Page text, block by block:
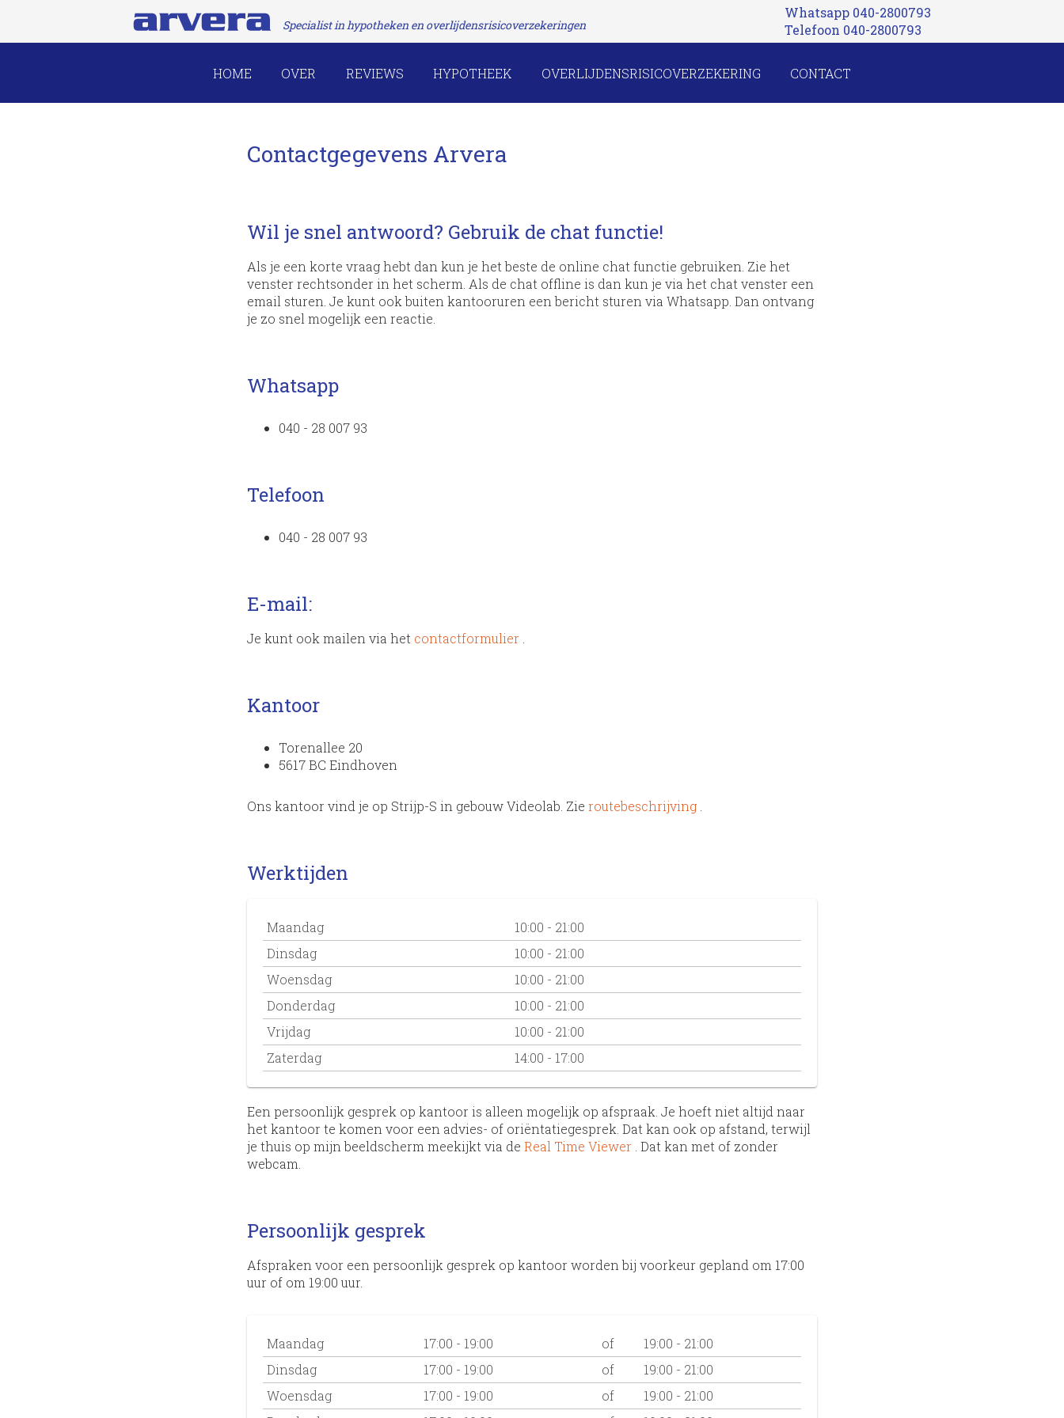
Specialist in hypotheken en overlijdensrisicoverzekeringen
Whatsapp 040-2800793
Telefoon 040-2800793
HOME OVER REVIEWS HYPOTHEEK OVERLIJDENSRISICOVERZEKERING CONTACT
Contactgegevens Arvera
Wil je snel antwoord? Gebruik de chat functie!
Als je een korte vraag hebt dan kun je het beste de online chat functie gebruiken. Zie het
venster rechtsonder in het scherm. Als de chat offline is dan kun je via het chat venster een
email sturen. Je kunt ook buiten kantooruren een bericht sturen via Whatsapp. Dan ontvang
je zo snel mogelijk een reactie.
Whatsapp
040 - 28 007 93
Telefoon
040 - 28 007 93
E-mail:
Je kunt ook mailen via het contactformulier
Kantoor
Torenallee 20
5617 BC Eindhoven
Ons kantoor vind je op Strijp-S in gebouw Videolab. Zie routebeschrijving
Werktijden
Maandag
10:00 - 21:00
Dinsdag
10:00 - 21:00
Woensdag
10:00 - 21:00
Donderdag
10:00 - 21:00
Vrijdag
10:00 - 21:00
Zaterdag
14:00 - 17:00
Een persoonlijk gesprek op kantoor is alleen mogelijk op afspraak. Je hoeft niet altijd naar
het kantoor te komen voor een advies- of oriëntatiegesprek. Dat kan ook op afstand, terwijl
je thuis op mijn beeldscherm meekijkt via de Real Time Viewer . Dat kan met of zonder
webcam.
Persoonlijk gesprek
Afspraken voor een persoonlijk gesprek op kantoor worden bij voorkeur gepland om 17:00
uur of om 19:00 uur.
Maandag 17:00 - 19:00 of
19:00 - 21:00
Dinsdag
17:00 - 19:00 of
19:00 - 21:00
Woensdag
17:00 - 19:00 of
19:00 - 21:00